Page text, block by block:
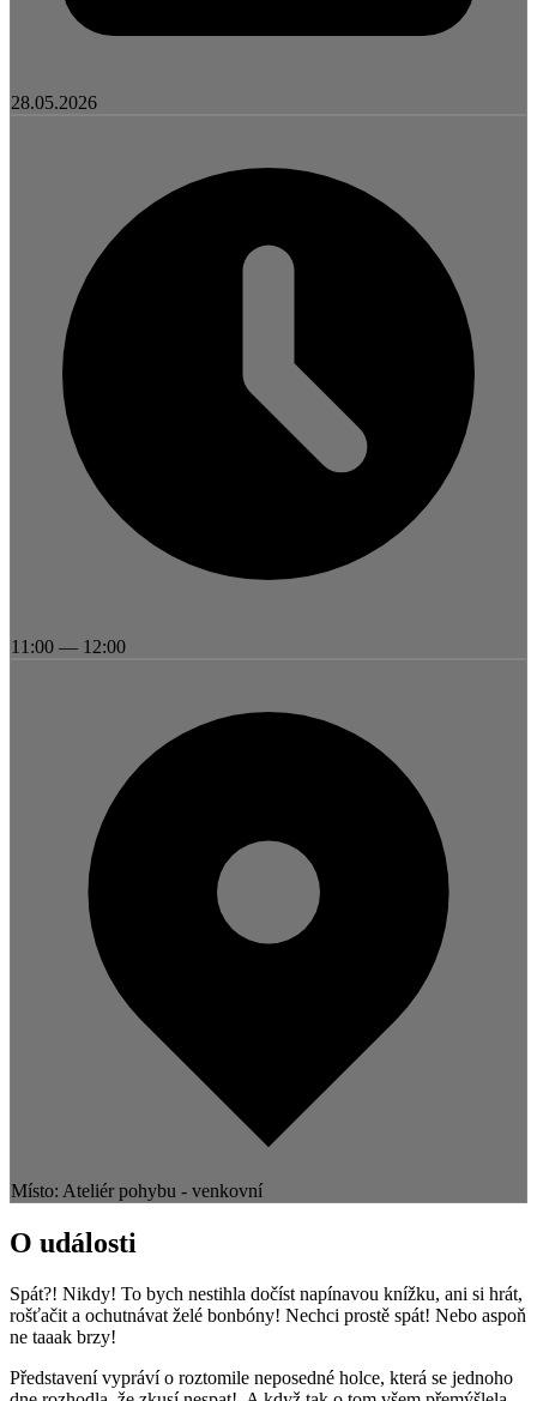
28.05.2026
11:00 — 12:00
Místo: Ateliér pohybu - venkovní
O události
Spát?! Nikdy! To bych nestihla dočíst napínavou knížku, ani si hrát,
rošťačit a ochutnávat želé bonbóny! Nechci prostě spát! Nebo aspoň
ne taaak brzy!
Představení vypráví o roztomile neposedné holce, která se jednoho